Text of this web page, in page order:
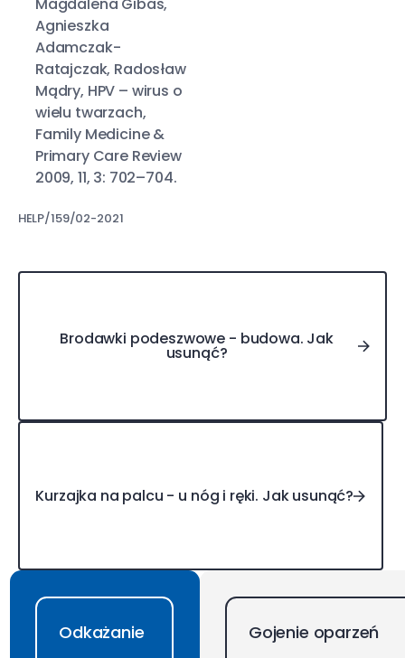
Agnieszka
Adamczak-
Ratajczak, Radosław
Mądry, HPV – wirus o
wielu twarzach,
Family Medicine &
Primary Care Review
2009, 11, 3: 702–704.
HELP/159/02-2021
Brodawki podeszwowe - budowa. Jak usunąć?
Brodawki podeszwowe - budowa. Jak
usunąć?
Kurzajka na palcu - u nóg i ręki. Jak usunąć?
Kurzajka na palcu - u nóg i ręki. Jak usunąć?
Odkażanie Gojenie oparzeń